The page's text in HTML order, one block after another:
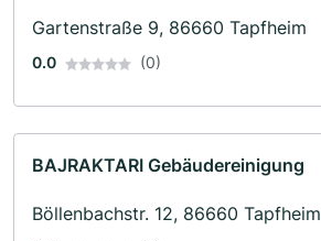
Gartenstraße 9, 86660 Tapfheim
0.0 (0)
BAJRAKTARI Gebäudereinigung
Böllenbachstr. 12, 86660 Tapfheim